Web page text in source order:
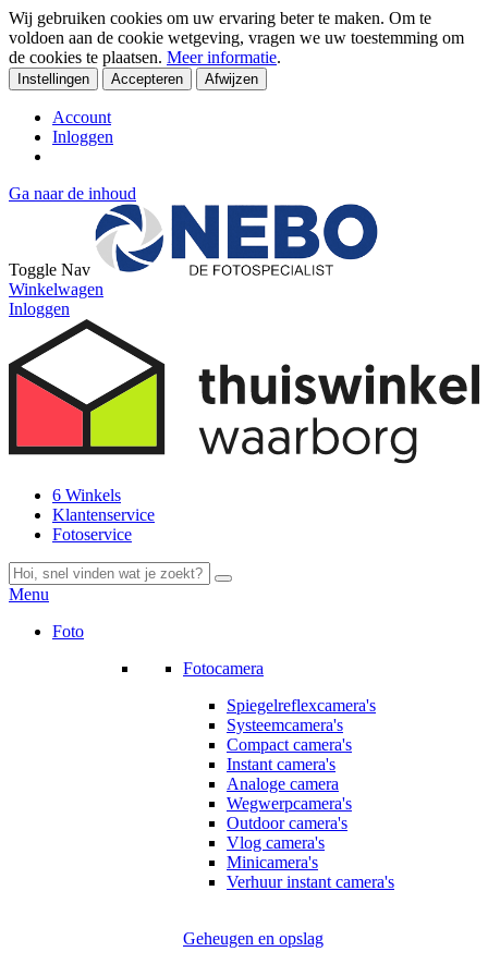
Wij gebruiken cookies om uw ervaring beter te maken. Om te
voldoen aan de cookie wetgeving, vragen we uw toestemming om
de cookies te plaatsen. Meer informatie.
Instellingen Accepteren Afwijzen
Account
Inloggen
Ga naar de inhoud
Toggle Nav
Winkelwagen
Inloggen
6 Winkels
Klantenservice
Fotoservice
Menu
Foto
Fotocamera
Spiegelreflexcamera's
Systeemcamera's
Compact camera's
Instant camera's
Analoge camera
Wegwerpcamera's
Outdoor camera's
Vlog camera's
Minicamera's
Verhuur instant camera's
Geheugen en opslag